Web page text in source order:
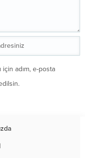
için adım, e-posta